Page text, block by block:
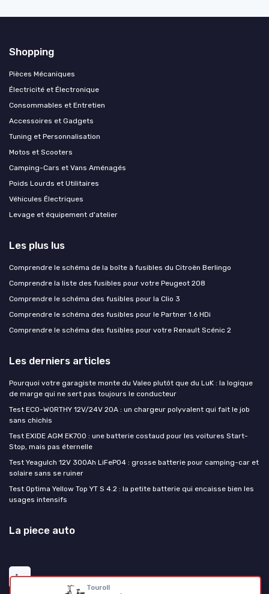
Touroll
Shopping
Pièces Mécaniques
Électricité et Électronique
Consommables et Entretien
Accessoires et Gadgets
Tuning et Personnalisation
Motos et Scooters
Camping-Cars et Vans Aménagés
Poids Lourds et Utilitaires
Véhicules Électriques
Levage et équipement d'atelier
Les plus lus
Comprendre le schéma de la boîte à fusibles du Citroën Berlingo
Comprendre la liste des fusibles pour votre Peugeot 208
Comprendre le schéma des fusibles pour la Clio 3
Comprendre le schéma des fusibles pour le Partner 1.6 HDi
Comprendre le schéma des fusibles pour votre Renault Scénic 2
Les derniers articles
Pourquoi votre garagiste monte du Valeo plutôt que du LuK : la logique
de marge qui ne sert pas toujours le conducteur
Test ECO-WORTHY 12V/24V 20A : un chargeur polyvalent qui fait le job
sans chichis
Test EXIDE AGM EK700 : une batterie costaud pour les voitures Start-
Stop, mais pas éternelle
Test Yeagulch 12V 300Ah LiFePO4 : grosse batterie pour camping-car et
solaire sans se ruiner
Test Optima Yellow Top YT S 4.2 : la petite batterie qui encaisse bien les
usages intensifs
La piece auto